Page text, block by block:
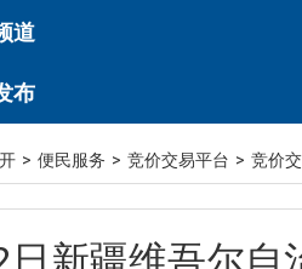
道
布
> 便民服务 > 竞价交易平台 > 竞价